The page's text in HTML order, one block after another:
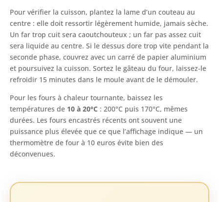
Pour vérifier la cuisson, plantez la lame d’un couteau au
centre : elle doit ressortir légèrement humide, jamais sèche.
Un far trop cuit sera caoutchouteux ; un far pas assez cuit
sera liquide au centre. Si le dessus dore trop vite pendant la
seconde phase, couvrez avec un carré de papier aluminium
et poursuivez la cuisson. Sortez le gâteau du four, laissez-le
refroidir 15 minutes dans le moule avant de le démouler.
Pour les fours à chaleur tournante, baissez les
températures de 10 à 20°C : 200°C puis 170°C, mêmes
durées. Les fours encastrés récents ont souvent une
puissance plus élevée que ce que l’affichage indique — un
thermomètre de four à 10 euros évite bien des
déconvenues.